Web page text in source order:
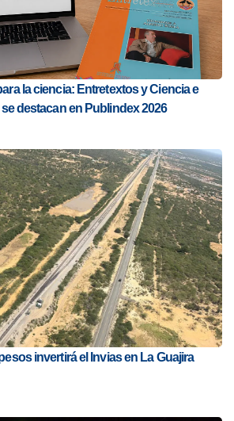
la ciencia: Entretextos y Ciencia e
se destacan en Publindex 2026
invertirá el Invias en La Guajira